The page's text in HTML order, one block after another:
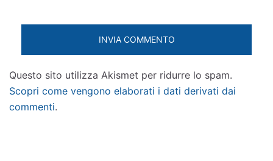
Questo sito utilizza Akismet per ridurre lo spam.
Scopri come vengono elaborati i dati derivati dai
commenti.